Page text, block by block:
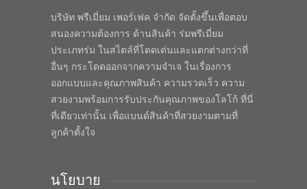
บริษัท พรีเมี่ยม เพอร์เฟค จำกัด จัดตั้งขึ้นเพื่อตอบ
สนองความต้องการ ด้านสินค้า ร่มพรีเมี่ยม
ประเภทร่ม ในสไตล์ที่โดดเด่นและแตกต่างกว่าที่
อื่นๆ กระโดดออกจากความจำเจ ในเรื่องการ
ออกแบบและคุณภาพสินค้า ความรวดเร็ว ความ
สวยงามพร้อมการรับประกันคุณภาพของโลโก้ ที่นี่
ที่เดียวเท่านั้น เพื่อแบนด์สินค้าที่สวยงามตามที่
ลูกค้าตั้งใจ
นโยบาย